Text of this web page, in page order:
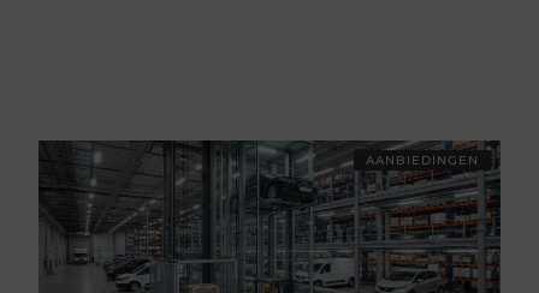
AANBIEDINGEN